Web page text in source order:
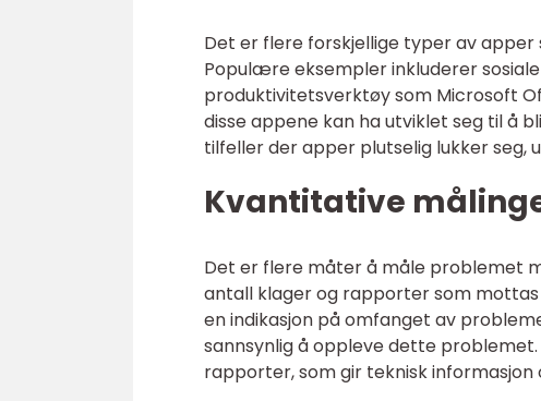
Det er flere forskjellige typer av
Populære eksempler inkluderer
produktivitetsverktøy som Microsoft
disse appene kan ha utviklet seg til å
tilfeller der apper plutselig lukker seg,
Kvantitative
Det er flere måter å måle problemet
antall klager og rapporter som
en indikasjon på omfanget av
sannsynlig å oppleve dette
rapporter, som gir teknisk